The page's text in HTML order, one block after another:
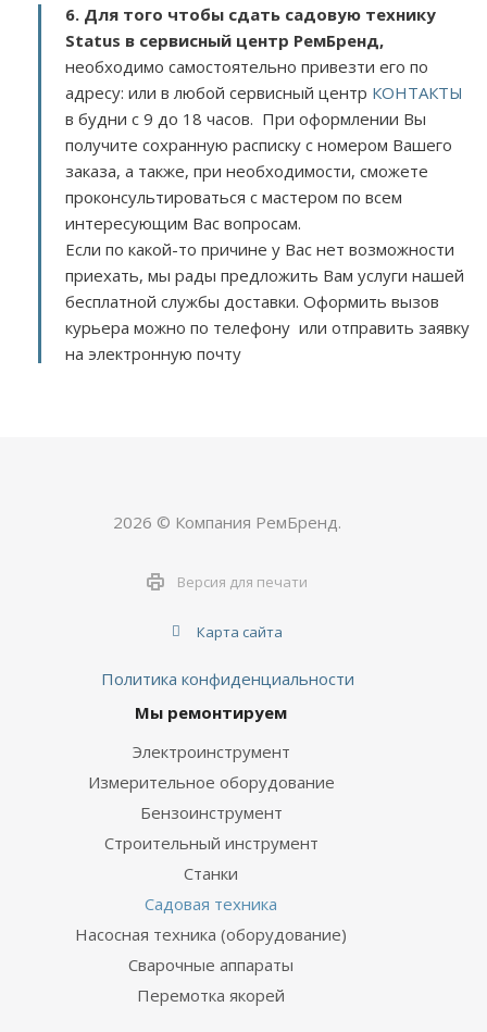
6. Для того чтобы сдать садовую технику
Status в сервисный центр РемБренд,
необходимо самостоятельно привезти его по
адресу: или в любой сервисный центр КОНТАКТЫ
в будни с 9 до 18 часов. При оформлении Вы
получите сохранную расписку с номером Вашего
заказа, а также, при необходимости, сможете
проконсультироваться с мастером по всем
интересующим Вас вопросам.
Если по какой-то причине у Вас нет возможности
приехать, мы рады предложить Вам услуги нашей
бесплатной службы доставки. Оформить вызов
курьера можно по телефону или отправить заявку
на электронную почту
2026 © Компания РемБренд.
Версия для печати
Карта сайта
Политика конфиденциальности
Мы ремонтируем
Электроинструмент
Измерительное оборудование
Бензоинструмент
Строительный инструмент
Станки
Садовая техника
Насосная техника (оборудование)
Сварочные аппараты
Перемотка якорей